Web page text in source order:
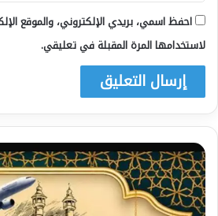
احفظ اسمي، بريدي الإلكتروني، والموقع
لاستخدامها المرة المقبلة في تعليقي.